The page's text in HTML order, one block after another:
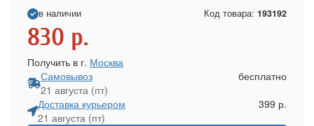
в наличии Код товара: 193192
830 р.
Получить в г. Москва
Самовывоз
21 августа (пт)
бесплатно
Доставка курьером
21 августа (пт)
399 р.